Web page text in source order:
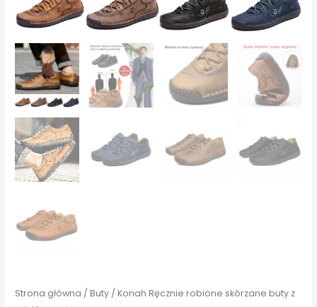
Strona główna /Buty / Konah Ręcznie robione skórzane buty z